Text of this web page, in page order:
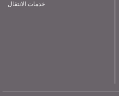
خدمات الانتقال